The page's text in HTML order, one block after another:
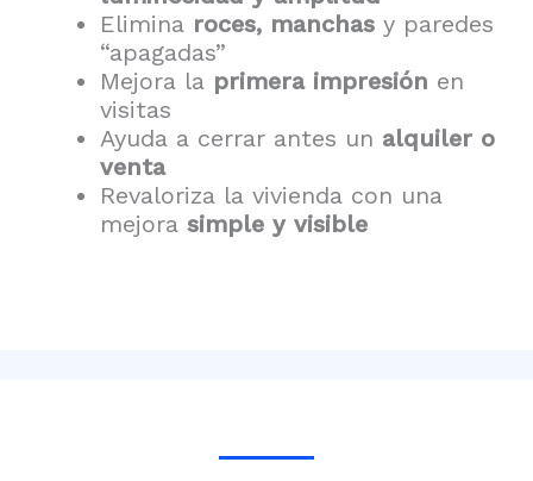
Elimina roces, manchas y paredes
“apagadas”
Mejora la primera impresión en
visitas
Ayuda a cerrar antes un alquiler o
venta
Revaloriza la vivienda con una
mejora simple y visible